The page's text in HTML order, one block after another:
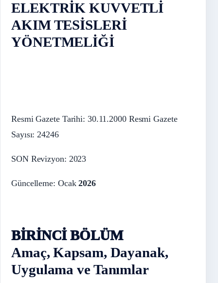
ELEKTRİK KUVVETLİ
AKIM TESİSLERİ
YÖNETMELİĞİ
Resmi Gazete Tarihi: 30.11.2000 Resmi Gazete
Sayısı: 24246
SON Revizyon: 2023
Güncelleme: Ocak2026
BİRİNCİ BÖLÜM
Amaç, Kapsam, Dayanak,
Uygulama ve Tanımlar